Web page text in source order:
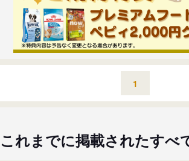
1
これまでに掲載されたすべ